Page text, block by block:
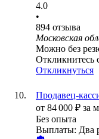
4.0
•
894 отзыва
Московская
Можно без
Откликнитесь
Откликнуться
Продавец-
от 84 000 ₽ за
Без опыта
Выплаты: Два